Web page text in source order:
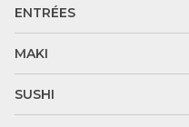
ENTRÉES
MAKI
SUSHI